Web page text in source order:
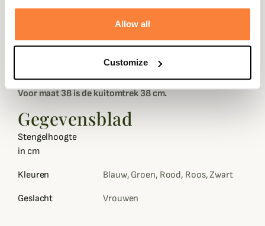
Allow all
Customize
jarenlang je favoriete laarzen zijn voor uitstapjes in de
buitenlucht.
Voor de Iris laarzen kun je je gebruikelijke maat nemen.
Voor maat 38 is de kuitomtrek 38 cm.
Gegevensblad
Stengelhoogte
in cm
Kleuren Blauw, Groen, Rood, Roos, Zwart
Geslacht Vrouwen